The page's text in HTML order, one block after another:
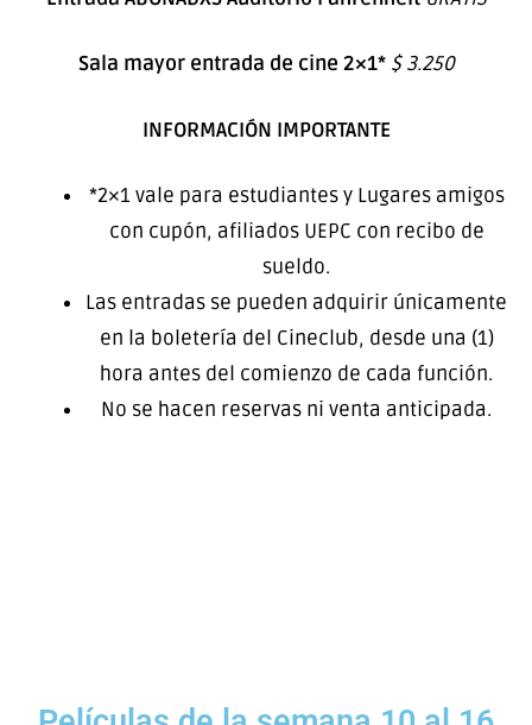
Sala mayor entrada de cine 2×1* $ 3.250
INFORMACIÓN IMPORTANTE
*2×1 vale para estudiantes y Lugares amigos
con cupón, afiliados UEPC con recibo de
sueldo.
Las entradas se pueden adquirir únicamente
en la boletería del Cineclub, desde una (1)
hora antes del comienzo de cada función.
No se hacen reservas ni venta anticipada.